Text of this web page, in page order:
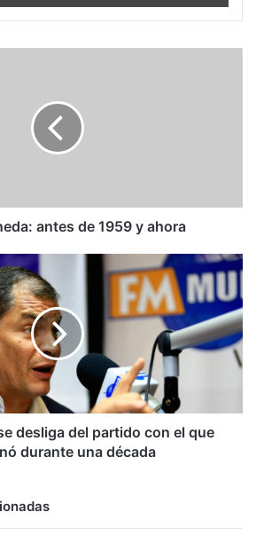
antes de 1959 y ahora
desliga del partido con el que
durante una década